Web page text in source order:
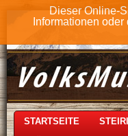
Dieser Online-
Informationen
STARTSEITE